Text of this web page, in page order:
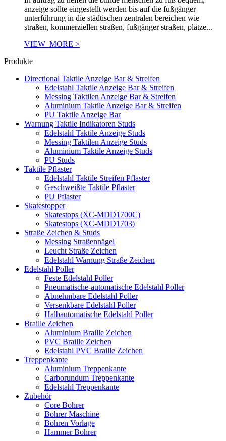
anzeige sollte eingestellt werden bis auf die fußgänger
unterführung in die städtischen zentralen bereichen wie
straßen, kommerziellen straßen, fußgänger straßen, plätze...
VIEW_MORE >
Produkte
Directional Taktile Anzeige Bar & Streifen
Edelstahl Taktile Anzeige Bar & Streifen
Messing Taktilen Anzeige Bar & Streifen
Aluminium Taktile Anzeige Bar & Streifen
PU Taktile Anzeige Bar
Warnung Taktile Indikatoren Studs
Edelstahl Taktile Anzeige Studs
Messing Taktilen Anzeige Studs
Aluminium Taktile Anzeige Studs
PU Studs
Taktile Pflaster
Edelstahl Taktile Streifen Pflaster
Geschweißte Taktile Pflaster
PU Pflaster
Skatestopper
Skatestops (XC-MDD1700C)
Skatestops (XC-MDD1703)
Straße Zeichen & Studs
Messing Straßennägel
Leucht Straße Zeichen
Edelstahl Warnung Straße Zeichen
Edelstahl Poller
Feste Edelstahl Poller
Pneumatische-automatische Edelstahl Poller
Abnehmbare Edelstahl Poller
Versenkbare Edelstahl Poller
Halbautomatische Edelstahl Poller
Braille Zeichen
Aluminium Braille Zeichen
PVC Braille Zeichen
Edelstahl PVC Braille Zeichen
Treppenkante
Aluminium Treppenkante
Carborundum Treppenkante
Edelstahl Treppenkante
Zubehör
Core Bohrer
Bohrer Maschine
Bohren Vorlage
Hammer Bohrer